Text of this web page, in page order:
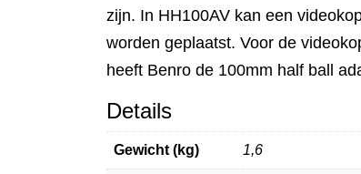
zijn. In HH100AV kan een
worden geplaatst. Voor de
heeft Benro de 100mm half ball
Details
Gewicht (kg) 1,6